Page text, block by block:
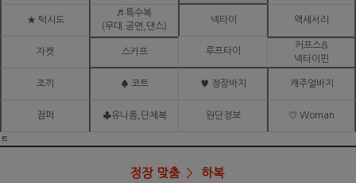
★ 턱시도
♬ 특수복
(무대.공연,댄스)
넥타이 액세서리
자켓 스카프 루프타이
커프스&
넥타이핀
조끼 ♠ 코트 ♥ 정장바지 캐주얼바지
점퍼 ♣유니폼,단체복 원단정보 ♡ Woman
ㅌ
정장 맞춤 하복